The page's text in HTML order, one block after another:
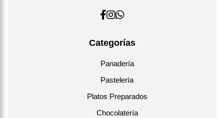
Categorías
Panadería
Pastelería
Platos Preparados
Chocolatería